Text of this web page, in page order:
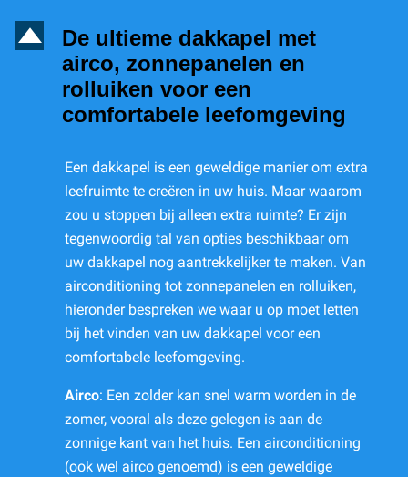
D
De ultieme dakkapel met
airco, zonnepanelen en
rolluiken voor een
comfortabele leefomgeving
Een dakkapel is een geweldige manier om extra
leefruimte te creëren in uw huis. Maar waarom
zou u stoppen bij alleen extra ruimte? Er zijn
tegenwoordig tal van opties beschikbaar om
uw dakkapel nog aantrekkelijker te maken. Van
airconditioning tot zonnepanelen en rolluiken,
hieronder bespreken we waar u op moet letten
bij het vinden van uw dakkapel voor een
comfortabele leefomgeving.
Airco: Een zolder kan snel warm worden in de
zomer, vooral als deze gelegen is aan de
zonnige kant van het huis. Een airconditioning
(ook wel airco genoemd) is een geweldige